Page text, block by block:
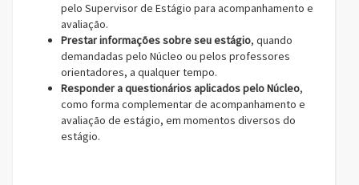
pelo Supervisor de Estágio para acompanhamento e
avaliação.
Prestar informações sobre seu estágio, quando
demandadas pelo Núcleo ou pelos professores
orientadores, a qualquer tempo.
Responder a questionários aplicados pelo Núcleo,
como forma complementar de acompanhamento e
avaliação de estágio, em momentos diversos do
estágio.